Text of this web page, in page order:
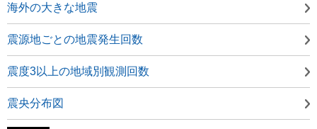
海外の大きな地震
震源地ごとの地震発生回数
震度3以上の地域別観測回数
震央分布図